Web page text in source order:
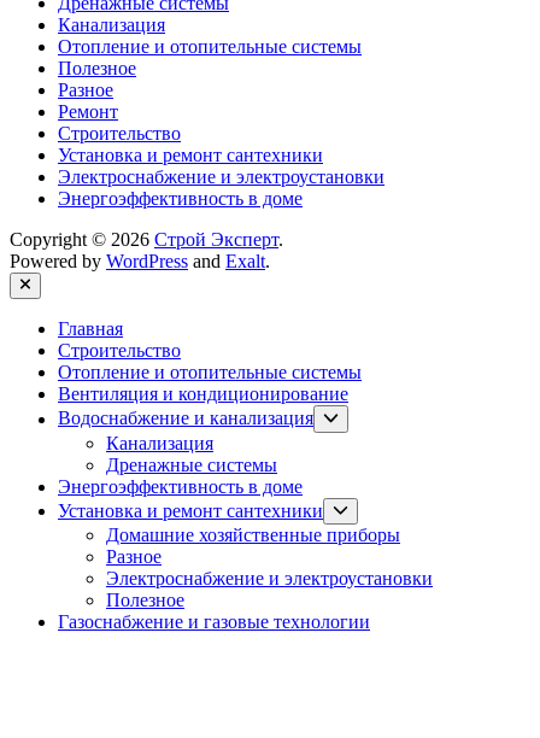
Канализация
Отопление и отопительные системы
Полезное
Разное
Ремонт
Строительство
Установка и ремонт сантехники
Электроснабжение и электроустановки
Энергоэффективность в доме
Copyright © 2026 Строй Эксперт.
Powered by WordPress and Exalt.
Close
Главная
Строительство
Отопление и отопительные системы
Вентиляция и кондиционирование
Водоснабжение и канализация
Show
sub
Канализация
Дренажные системы
Энергоэффективность в доме
Установка и ремонт сантехники
sub
menu
Домашние хозяйственные приборы
Разное
Электроснабжение и электроустановки
Полезное
Газоснабжение и газовые технологии